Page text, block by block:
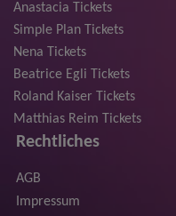
Anastacia Tickets
Simple Plan Tickets
Nena Tickets
Beatrice Egli Tickets
Roland Kaiser Tickets
Matthias Reim Tickets
Rechtliches
AGB
Impressum